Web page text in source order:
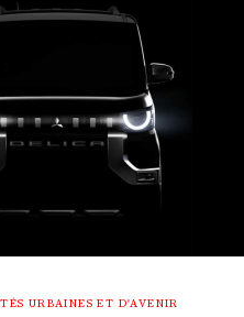
URBAINES ET D'AVENIR